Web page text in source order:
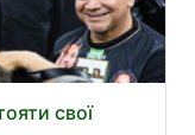
свої